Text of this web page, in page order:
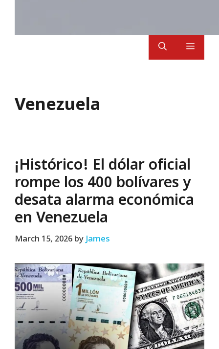
Menu
Venezuela
¡Histórico! El dólar oficial
rompe los 400 bolívares y
desata alarma económica
en Venezuela
March 15, 2026 byJames